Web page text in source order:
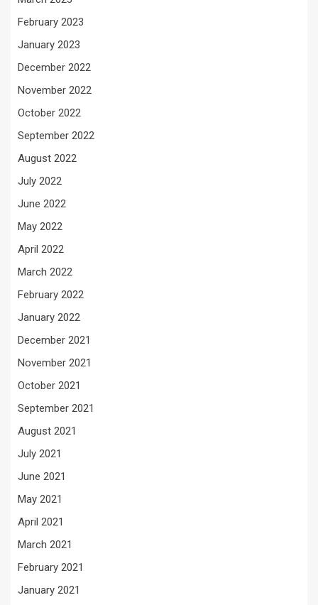
February 2023
January 2023
December 2022
November 2022
October 2022
September 2022
August 2022
July 2022
June 2022
May 2022
April 2022
March 2022
February 2022
January 2022
December 2021
November 2021
October 2021
September 2021
August 2021
July 2021
June 2021
May 2021
April 2021
March 2021
February 2021
January 2021